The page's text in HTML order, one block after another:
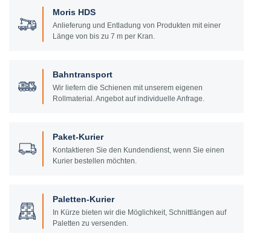
Moris HDS
Anlieferung und Entladung von Produkten mit einer
Länge von bis zu 7 m per Kran.
Bahntransport
Wir liefern die Schienen mit unserem eigenen
Rollmaterial. Angebot auf individuelle Anfrage.
Paket-Kurier
Kontaktieren Sie den Kundendienst, wenn Sie einen
Kurier bestellen möchten.
Paletten-Kurier
In Kürze bieten wir die Möglichkeit, Schnittlängen auf
Paletten zu versenden.